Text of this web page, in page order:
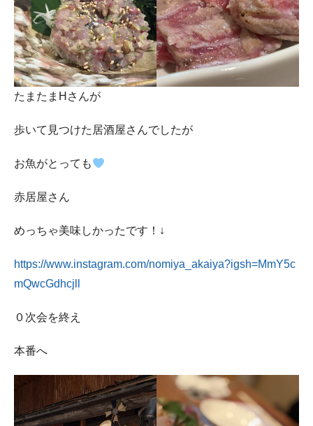
たまたまHさんが
歩いて見つけた居酒屋さんでしたが
お魚がとっても
赤居屋さん
めっちゃ美味しかったです！↓
https://www.instagram.com/nomiya_akaiya?igsh=MmY5c
mQwcGdhcjll
０次会を終え
本番へ